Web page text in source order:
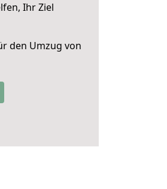
Ihr Ziel
den Umzug von